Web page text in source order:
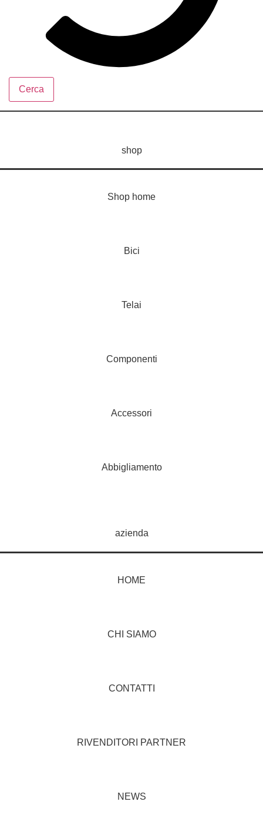
Cerca
shop
Shop home
Bici
Telai
Componenti
Accessori
Abbigliamento
azienda
HOME
CHI SIAMO
CONTATTI
RIVENDITORI PARTNER
NEWS